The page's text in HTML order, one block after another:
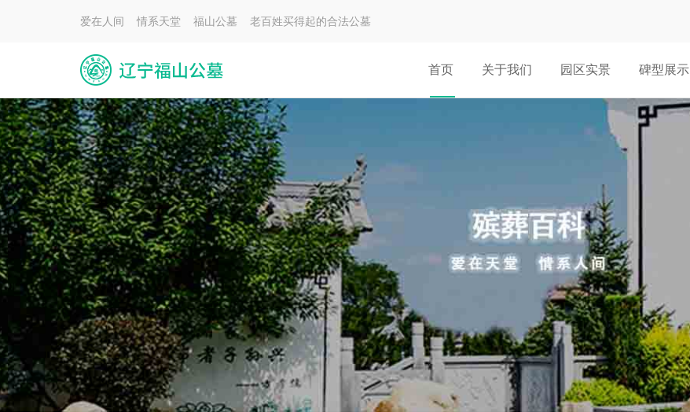
爱在人间 情系天堂 福山公墓 老百姓买得起的合法公墓
首页 关于我们 园区实景 碑型展示